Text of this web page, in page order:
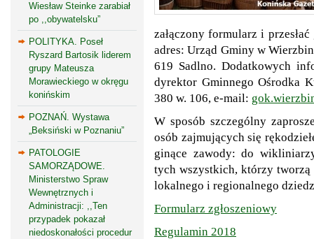
Wiesław Steinke zarabiał
po ,,obywatelsku”
POLITYKA. Poseł
Ryszard Bartosik liderem
grupy Mateusza
Morawieckiego w okręgu
konińskim
POZNAŃ. Wystawa
„Beksiński w Poznaniu”
PATOLOGIE
SAMORZĄDOWE.
Ministerstwo Spraw
Wewnętrznych i
Administracji: ,,Ten
przypadek pokazał
niedoskonałości procedur
załączony formularz i
adres: Urząd Gminy w
619 Sadlno. Dodatkowych
dyrektor Gminnego Ośrodka
380 w. 106, e-mail:
W sposób szczególny
osób zajmujących się
ginące zawody: do
tych wszystkich, którzy
lokalnego i regionalnego
Formularz zgłoszeniowy
Regulamin 2018